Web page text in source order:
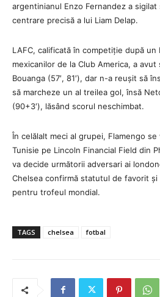
argentinianul Enzo Fernandez a sigilat
centrare precisă a lui Liam Delap.
LAFC, calificată în competiție după
mexicanilor de la Club America, a
Bouanga (57′, 81′), dar n-a reușit să
să marcheze un al treilea gol, însă
(90+3′), lăsând scorul neschimbat.
În celălalt meci al grupei, Flamengo
Tunisie pe Lincoln Financial Field din
va decide următorii adversari ai
Chelsea confirmă statutul de favorit
pentru trofeul mondial.
TAGS chelsea fotbal